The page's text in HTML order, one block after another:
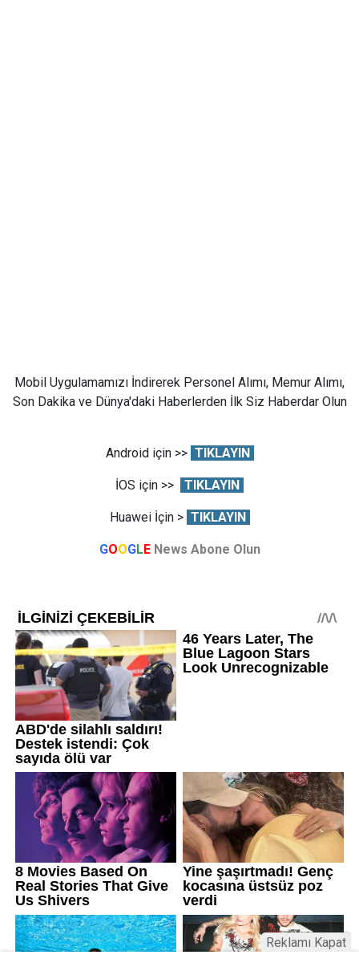
Mobil Uygulamamızı İndirerek Personel Alımı, Memur Alımı,
Son Dakika ve Dünya'daki Haberlerden İlk Siz Haberdar Olun
Android için >> TIKLAYIN
İOS için >> TIKLAYIN
Huawei İçin > TIKLAYIN
GOOGLE News Abone Olun
Reklamı Kapat